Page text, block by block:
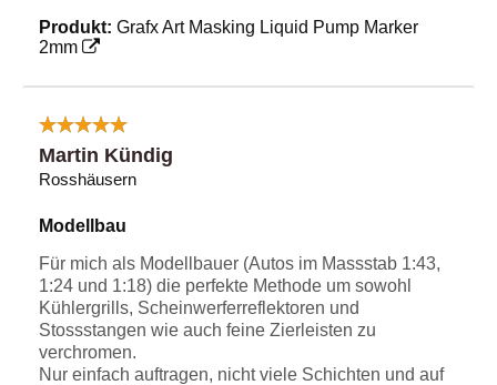
Produkt: Grafx Art Masking Liquid Pump Marker
2mm
Martin Kündig
Rosshäusern
Modellbau
Für mich als Modellbauer (Autos im Massstab 1:43,
1:24 und 1:18) die perfekte Methode um sowohl
Kühlergrills, Scheinwerferreflektoren und
Stossstangen wie auch feine Zierleisten zu
verchromen.
Nur einfach auftragen, nicht viele Schichten und auf